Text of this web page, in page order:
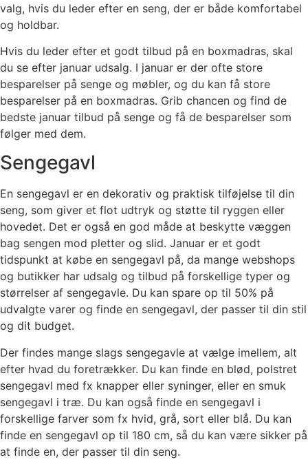
valg, hvis du leder efter en seng, der er både komfortabel
og holdbar.
Hvis du leder efter et godt tilbud på en boxmadras, skal
du se efter januar udsalg. I januar er der ofte store
besparelser på senge og møbler, og du kan få store
besparelser på en boxmadras. Grib chancen og find de
bedste januar tilbud på senge og få de besparelser som
følger med dem.
Sengegavl
En sengegavl er en dekorativ og praktisk tilføjelse til din
seng, som giver et flot udtryk og støtte til ryggen eller
hovedet. Det er også en god måde at beskytte væggen
bag sengen mod pletter og slid. Januar er et godt
tidspunkt at købe en sengegavl på, da mange webshops
og butikker har udsalg og tilbud på forskellige typer og
størrelser af sengegavle. Du kan spare op til 50% på
udvalgte varer og finde en sengegavl, der passer til din stil
og dit budget.
Der findes mange slags sengegavle at vælge imellem, alt
efter hvad du foretrækker. Du kan finde en blød, polstret
sengegavl med fx knapper eller syninger, eller en smuk
sengegavl i træ. Du kan også finde en sengegavl i
forskellige farver som fx hvid, grå, sort eller blå. Du kan
finde en sengegavl op til 180 cm, så du kan være sikker på
at finde en, der passer til din seng.